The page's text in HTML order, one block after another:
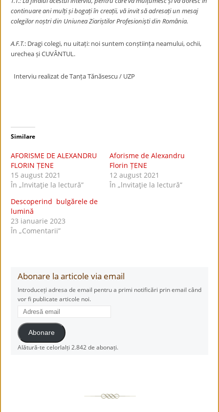
continuare ani mulți și bogați în creații, vă invit să adresați un mesaj
colegilor noștri din Uniunea Ziariștilor Profesioniști din România.
A.F.T.: Dragi colegi, nu uitați: noi suntem conștiința neamului, ochii,
urechea și CUVÂNTUL.
Interviu realizat de Tanța Tănăsescu / UZP
Similare
AFORISME DE ALEXANDRU
FLORIN ȚENE
15 august 2021
În „lnvitaţie la lectură”
Aforisme de Alexandru
Florin ȚENE
12 august 2021
În „lnvitaţie la lectură”
Descoperind bulgărele de
lumină
23 ianuarie 2023
În „Comentarii”
Abonare la articole via email
Introduceți adresa de email pentru a primi notificări prin email când
vor fi publicate articole noi.
Adresă
email
Abonare
Alătură-te celorlalți 2.842 de abonați.